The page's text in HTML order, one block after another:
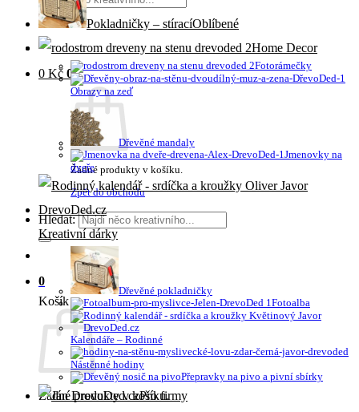
0 Kč 0
Žádné produkty v košíku.
Zpět do obchodu
Hledat:
0
Košík
Žádné produkty v košíku.
Pokladničky – stírací
Home Decor
Fotorámečky
Obrazy na zeď
Dřevěné mandaly
Jmenovky na
dveře
Kreativní dárky
Dřevěné pokladničky
Fotoalba
Kalendáře – Rodinné
Nástěnné hodiny
Přepravky na pivo a pivní sbírky
Pro firmy